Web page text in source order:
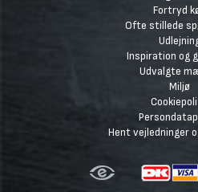
Fortryd
Ofte stillede
Inspiration og
Udvalgte
Miljø
Hent vejledninger